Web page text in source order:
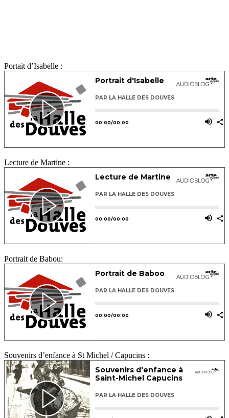
Portait d’Isabelle :
Lecture de Martine :
Portrait de Babou:
Souvenirs d’enfance à St Michel / Capucins :